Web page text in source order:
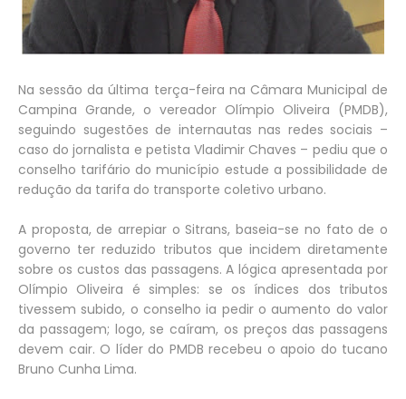
Na sessão da última terça-feira na Câmara Municipal de
Campina Grande, o vereador Olímpio Oliveira (PMDB),
seguindo sugestões de internautas nas redes sociais –
caso do jornalista e petista Vladimir Chaves – pediu que o
conselho tarifário do município estude a possibilidade de
redução da tarifa do transporte coletivo urbano.
A proposta, de arrepiar o Sitrans, baseia-se no fato de o
governo ter reduzido tributos que incidem diretamente
sobre os custos das passagens. A lógica apresentada por
Olímpio Oliveira é simples: se os índices dos tributos
tivessem subido, o conselho ia pedir o aumento do valor
da passagem; logo, se caíram, os preços das passagens
devem cair. O líder do PMDB recebeu o apoio do tucano
Bruno Cunha Lima.